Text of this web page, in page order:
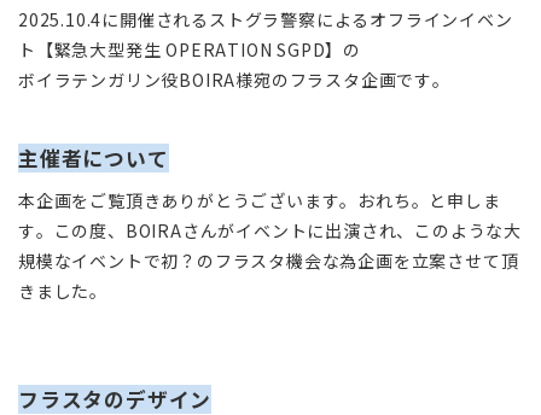
2025.10.4に開催されるストグラ警察によるオフラインイベン
ト【緊急大型発生 OPERATION SGPD】の
ボイラテンガリン役BOIRA様宛のフラスタ企画です。
主催者について
本企画をご覧頂きありがとうございます。おれち。と申しま
す。この度、BOIRAさんがイベントに出演され、このような大
規模なイベントで初？のフラスタ機会な為企画を立案させて頂
きました。
フラスタのデザイン